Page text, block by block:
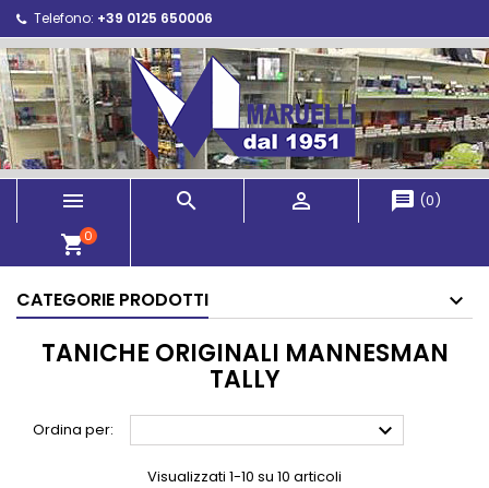
Telefono: +39 0125 650006
   message (0)
shopping_cart0
CATEGORIE PRODOTTI
TANICHE ORIGINALI MANNESMAN
TALLY
Ordina per: 
Visualizzati 1-10 su 10 articoli